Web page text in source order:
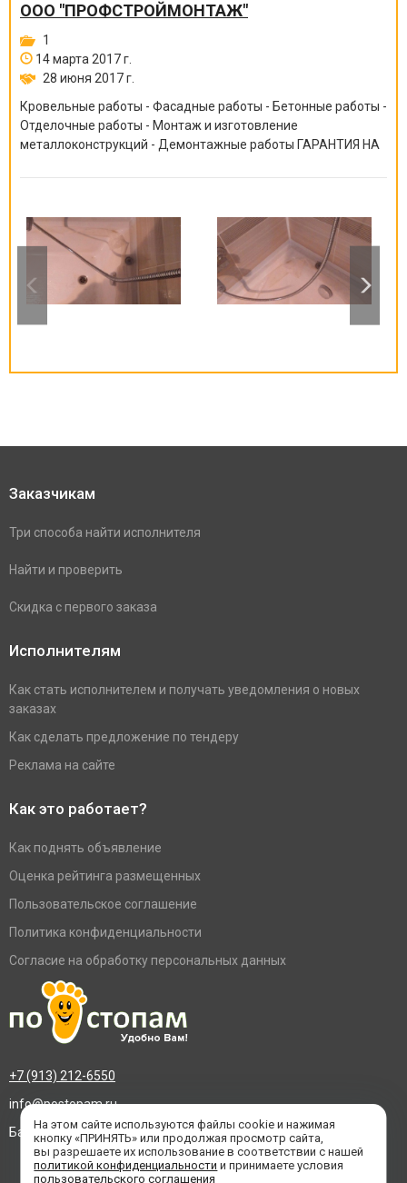
ООО "ПРОФСТРОЙМОНТАЖ"
1
14 марта 2017 г.
28 июня 2017 г.
Кровельные работы - Фасадные работы - Бетонные работы -
Отделочные работы - Монтаж и изготовление
металлоконструкций - Демонтажные работы ГАРАНТИЯ НА
Заказчикам
Три способа найти исполнителя
Найти и проверить
Скидка с первого заказа
Исполнителям
Как стать исполнителем и получать уведомления о новых
заказах
Как сделать предложение по тендеру
Реклама на сайте
Как это работает?
Как поднять объявление
Оценка рейтинга размещенных
Пользовательское соглашение
Политика конфиденциальности
Согласие на обработку персональных данных
+7 (913) 212-6550
info@postopam.ru
Барнаул, пр. Социалистический 109, оф.455
На этом сайте используются файлы cookie и нажимая
кнопку «ПРИНЯТЬ» или продолжая просмотр сайта,
вы разрешаете их использование в соответствии с нашей
политикой конфиденциальности и принимаете условия
пользовательского соглашения